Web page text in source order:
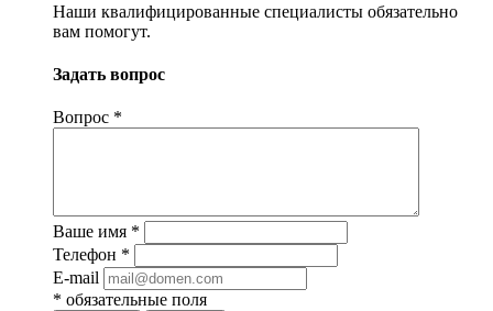
Наши квалифицированные специалисты обязательно
вам помогут.
Задать вопрос
Вопрос *
Ваше имя *
Телефон *
E-mail
* обязательные поля